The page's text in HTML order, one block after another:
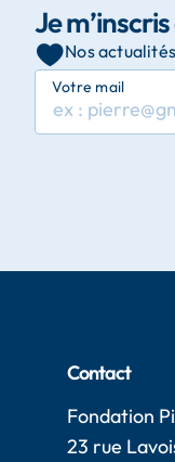
Je
Nos actualités
Votre mail
Contact
Fondation
23 rue